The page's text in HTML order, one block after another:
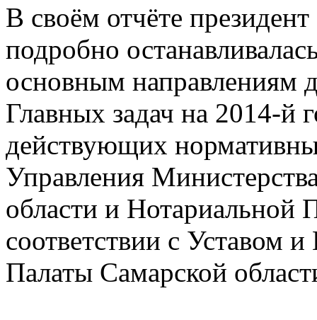
В своём отчёте
подробно
основным направлениям
Главных задач на 2014-й
действующих
Управления
области и Нотариальной
соответствии с Уставом
Палаты Самарской